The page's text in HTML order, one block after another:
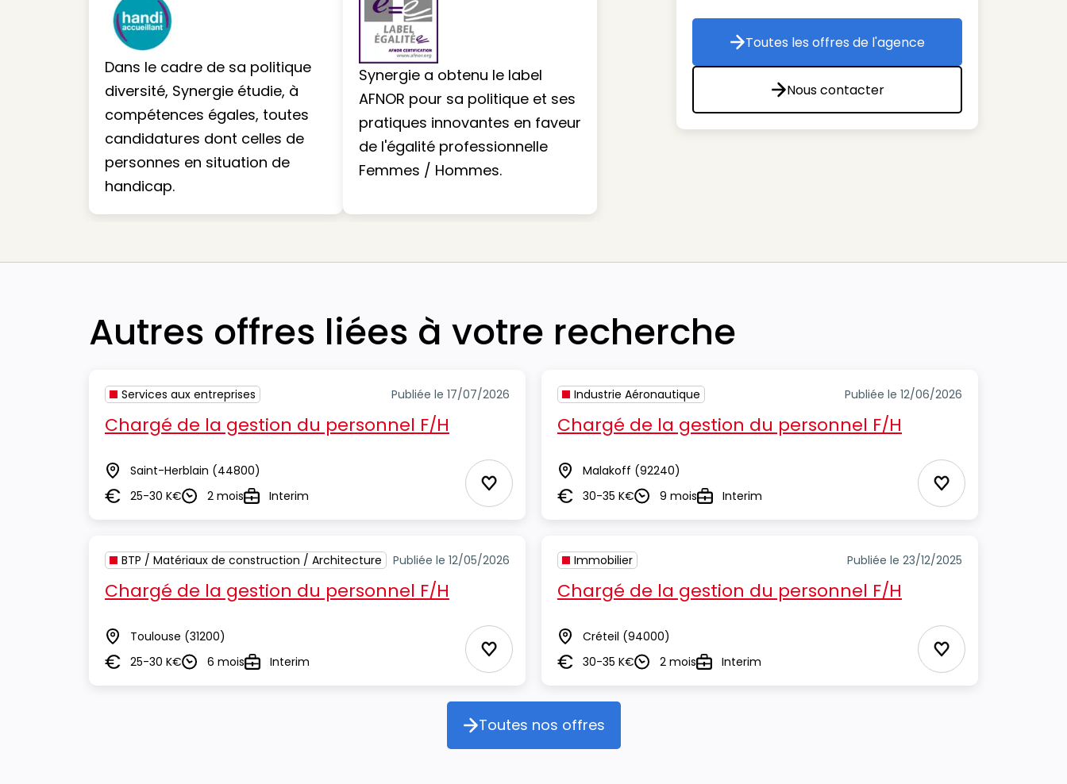
Dans le cadre de sa politique
diversité, Synergie étudie, à
compétences égales, toutes
candidatures dont celles de
personnes en situation de
handicap.
Synergie a obtenu le label
AFNOR pour sa politique et ses
pratiques innovantes en faveur
de l'égalité professionnelle
Femmes / Hommes.
Toutes les offres de l'agence
Toutes les offres de l'agence
Nous contacter
Nous contacter
Autres offres liées à votre recherche
Services aux entreprises Publiée le 17/07/2026
Chargé de la gestion du personnel F/H
Lieu Saint-Herblain (44800)
Salaire25-30 K€Durée2 moisTypeInterim Ajouter aux Favoris
Industrie Aéronautique Publiée le 12/06/2026
Chargé de la gestion du personnel F/H
Lieu Malakoff (92240)
Salaire30-35 K€Durée9 moisTypeInterim Ajouter aux
BTP / Matériaux de construction / Architecture Publiée le 12/05/2026
Chargé de la gestion du personnel F/H
Lieu Toulouse (31200)
Salaire25-30 K€Durée6 moisTypeInterim Ajouter aux Favoris
Immobilier Publiée le 23/12/2025
Chargé de la gestion du personnel F/H
Lieu Créteil (94000)
Salaire30-35 K€Durée2 moisTypeInterim Ajouter aux
Toutes nos offres
Toutes nos offres